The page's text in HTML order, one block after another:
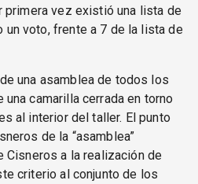
primera vez existió una lista de
voto, frente a 7 de la lista de
una asamblea de todos los
camarilla cerrada en torno
al interior del taller. El punto
de la “asamblea”
Cisneros a la realización de
criterio al conjunto de los